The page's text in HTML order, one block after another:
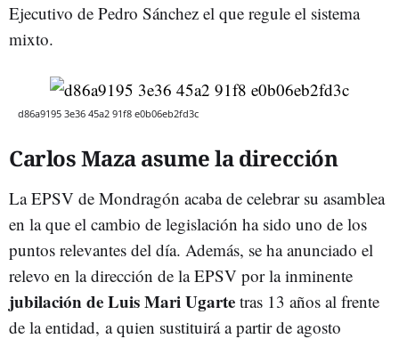
Ejecutivo de Pedro Sánchez el que regule el sistema
mixto.
d86a9195 3e36 45a2 91f8 e0b06eb2fd3c
Carlos Maza asume la dirección
La EPSV de Mondragón acaba de celebrar su asamblea
en la que el cambio de legislación ha sido uno de los
puntos relevantes del día. Además, se ha anunciado el
relevo en la dirección de la EPSV por la inminente
jubilación de Luis Mari Ugarte tras 13 años al frente
de la entidad, a quien sustituirá a partir de agosto